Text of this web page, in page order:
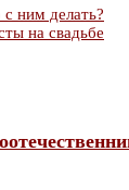
ним делать?
на свадьбе